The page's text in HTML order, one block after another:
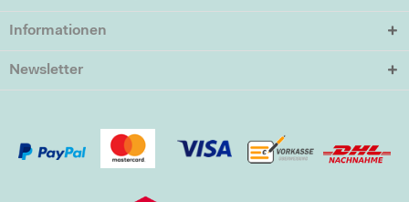
Informationen
Newsletter